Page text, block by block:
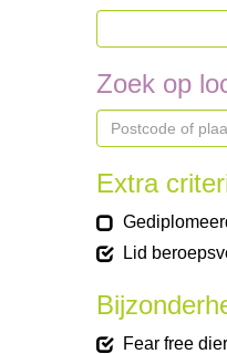
Zoek op
Extra
Lid
Fear free